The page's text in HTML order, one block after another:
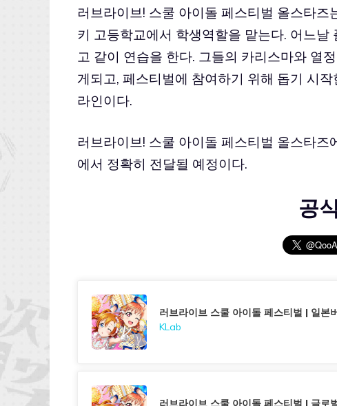
러브라이브! 스쿨 아이돌 페스티벌 올스타
키 고등학교에서 학생역할을 맡는다. 어느
고 같이 연습을 한다. 그들의 카리스마와 열
게되고, 페스티벌에 참여하기 위해 돕기 시
라인이다.
러브라이브! 스쿨 아이돌 페스티벌 올스타
에서 정확히 전달될 예정이다.
공
러브라이브 스쿨 아이돌 페스티벌 | 일본
KLab
러브라이브 스쿨 아이돌 페스티벌 | 글로